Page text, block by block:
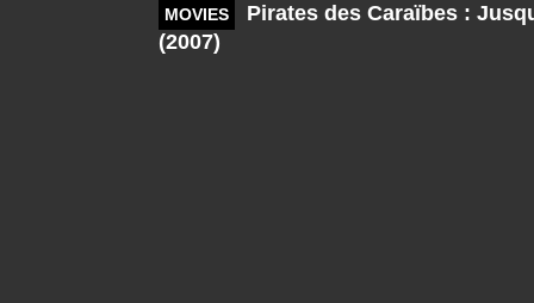
MOVIES
Pirates des Caraïbes :
(2007)